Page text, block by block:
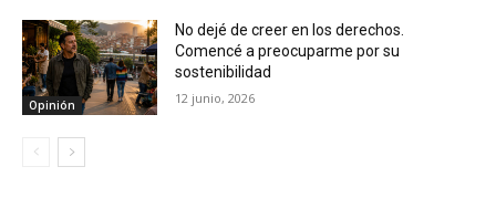
Opinión
No dejé de creer en los derechos.
Comencé a preocuparme por su
sostenibilidad
12 junio, 2026